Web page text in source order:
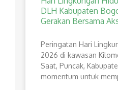
DLH Kabupaten
Gerakan Bersama
Peringatan Hari
2026 di kawasan
Saat, Puncak,
momentum untuk